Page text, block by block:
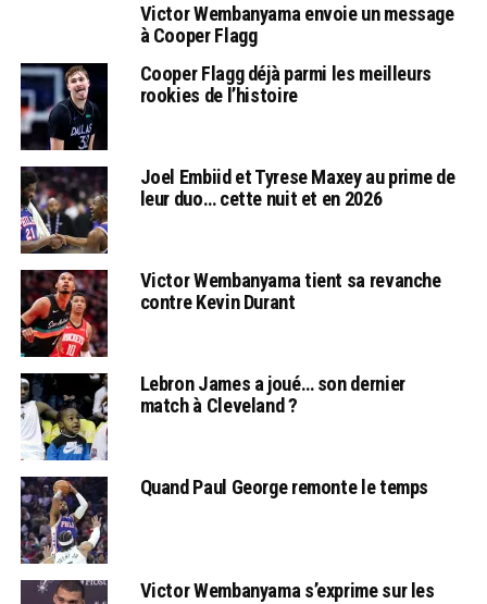
Victor Wembanyama envoie un message
à Cooper Flagg
Cooper Flagg déjà parmi les meilleurs
rookies de l’histoire
Joel Embiid et Tyrese Maxey au prime de
leur duo… cette nuit et en 2026
Victor Wembanyama tient sa revanche
contre Kevin Durant
Lebron James a joué… son dernier
match à Cleveland ?
Quand Paul George remonte le temps
Victor Wembanyama s’exprime sur les